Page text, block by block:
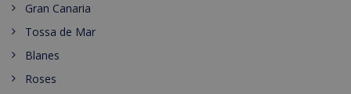
Gran Canaria
Tossa de Mar
Blanes
Roses